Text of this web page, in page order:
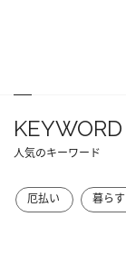
KEYWORD
人気のキーワード
厄払い 暮らす